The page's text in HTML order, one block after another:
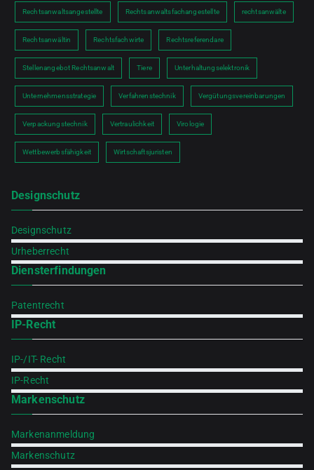
Rechtsanwaltsangestellte Rechtsanwaltsfachangestellte rechtsanwälte
Rechtsanwältin Rechtsfachwirte Rechtsreferendare
Stellenangebot Rechtsanwalt Tiere Unterhaltungselektronik
Unternehmensstrategie Verfahrenstechnik Vergütungsvereinbarungen
Verpackungstechnik Vertraulichkeit Virologie
Wettbewerbsfähigkeit Wirtschaftsjuristen
Designschutz
Designschutz
Urheberrecht
Diensterfindungen
Patentrecht
IP-Recht
IP-/IT- Recht
IP-Recht
Markenschutz
Markenanmeldung
Markenschutz